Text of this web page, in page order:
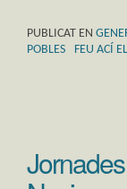
PUBLICAT EN
POBLES
FEU ACÍ